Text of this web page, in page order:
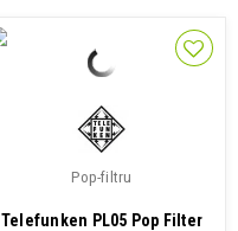
Pop-filtru
Telefunken PL05 Pop Filter